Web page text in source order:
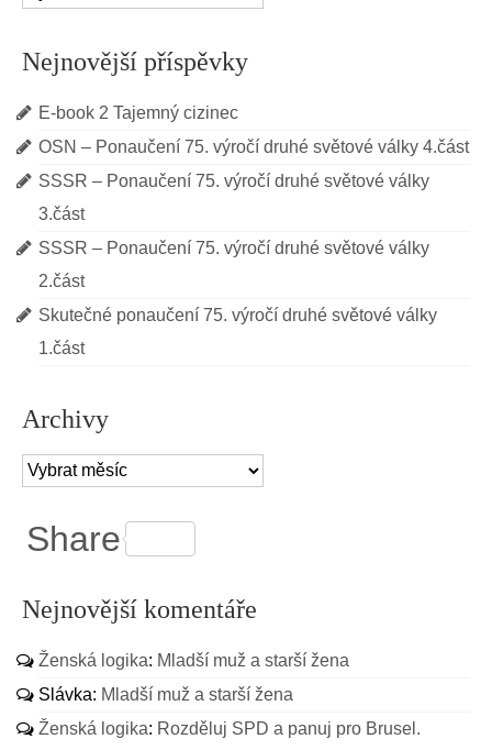
Nejnovější příspěvky
E-book 2 Tajemný cizinec
OSN – Ponaučení 75. výročí druhé světové války 4.část
SSSR – Ponaučení 75. výročí druhé světové války
3.část
SSSR – Ponaučení 75. výročí druhé světové války
2.část
Skutečné ponaučení 75. výročí druhé světové války
1.část
Archivy
Archivy
Share
Nejnovější komentáře
Ženská logika: Mladší muž a starší žena
Slávka: Mladší muž a starší žena
Ženská logika: Rozděluj SPD a panuj pro Brusel.